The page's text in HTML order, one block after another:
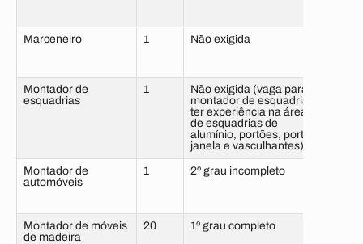
Marceneiro 1 Não exigida
Montador de
esquadrias
1
Não exigida (vaga para
montador de esquadrias,
ter experiência na área
de esquadrias de
alumínio, portões, porta,
janela e vasculhantes)
Montador de
automóveis
1 2º grau incompleto
Montador de móveis
de madeira
20 1º grau completo